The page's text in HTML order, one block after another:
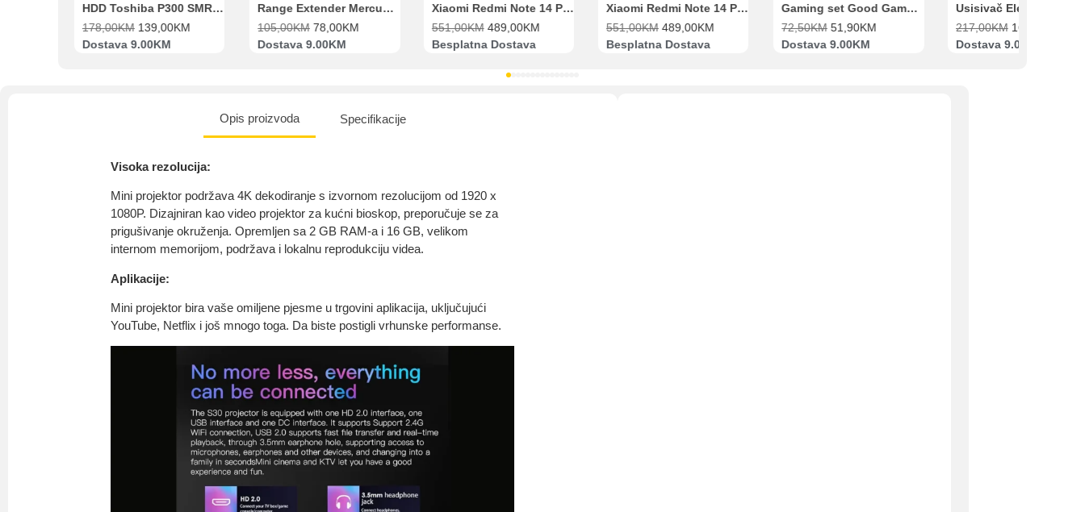
HDD Toshiba P300 SMR 3.5″ 2TB SATA III
178,00KM 139,00KM
Dostava 9.00KM
Range Extender Mercusys AX3000 ME80X Wi-Fi 6
105,00KM 78,00KM
Dostava 9.00KM
Xiaomi Redmi Note 14 Pro 8GB 256GB Ljubičasti
551,00KM 489,00KM
Besplatna Dostava
Xiaomi Redmi Note 14 Pro 8GB 256GB Crni
551,00KM 489,00KM
Besplatna Dostava
Gaming set Good Game Tastatura, Miš, Slušalice i podloga za miš
72,50KM 51,90KM
Dostava 9.00KM
217,00KM 169,00
Dostava 9.00KM
Opis proizvoda Specifikacije
Visoka rezolucija:
Mini projektor podržava 4K dekodiranje s izvornom rezolucijom od 1920 x
1080P. Dizajniran kao video projektor za kućni bioskop, preporučuje se za
prigušivanje okruženja. Opremljen sa 2 GB RAM-a i 16 GB, velikom
internom memorijom, podržava i lokalnu reprodukciju videa.
Aplikacije:
Mini projektor bira vaše omiljene pjesme u trgovini aplikacija, uključujući
YouTube, Netflix i još mnogo toga. Da biste postigli vrhunske performanse.